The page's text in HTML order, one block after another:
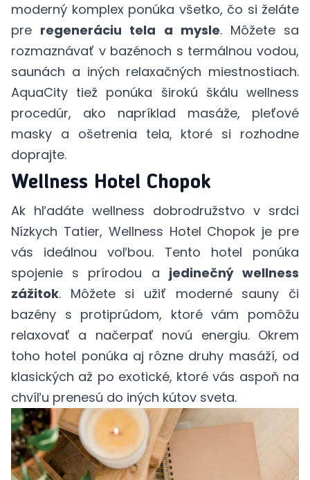
moderný komplex ponúka všetko, čo si želáte
pre regeneráciu tela a mysle. Môžete sa
rozmaznávať v bazénoch s termálnou vodou,
saunách a iných relaxačných miestnostiach.
AquaCity tiež ponúka širokú škálu wellness
procedúr, ako napríklad masáže, pleťové
masky a ošetrenia tela, ktoré si rozhodne
doprajte.
Wellness Hotel Chopok
Ak hľadáte wellness dobrodružstvo v srdci
Nízkych Tatier, Wellness Hotel Chopok je pre
vás ideálnou voľbou. Tento hotel ponúka
spojenie s prírodou a jedinečný wellness
zážitok. Môžete si užiť moderné sauny či
bazény s protiprúdom, ktoré vám pomôžu
relaxovať a načerpať novú energiu. Okrem
toho hotel ponúka aj rôzne druhy masáží, od
klasických až po exotické, ktoré vás aspoň na
chvíľu prenesú do iných kútov sveta.